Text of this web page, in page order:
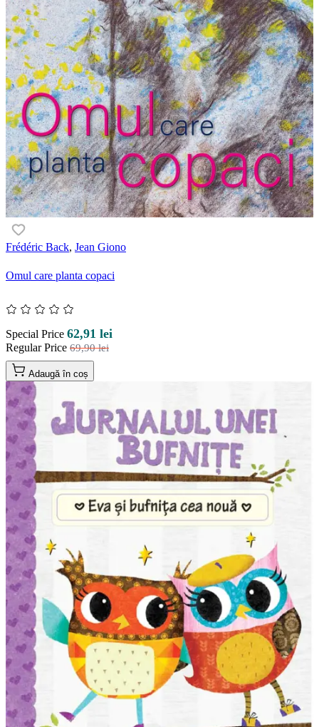
Frédéric Back, Jean Giono
Omul care planta copaci
Special Price 62,91 lei
Regular Price 69,90 lei
Adaugă în coș